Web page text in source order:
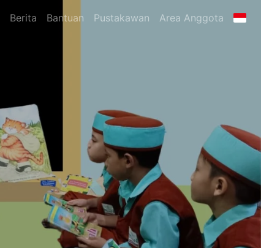
Berita Bantuan Pustakawan Area Anggota